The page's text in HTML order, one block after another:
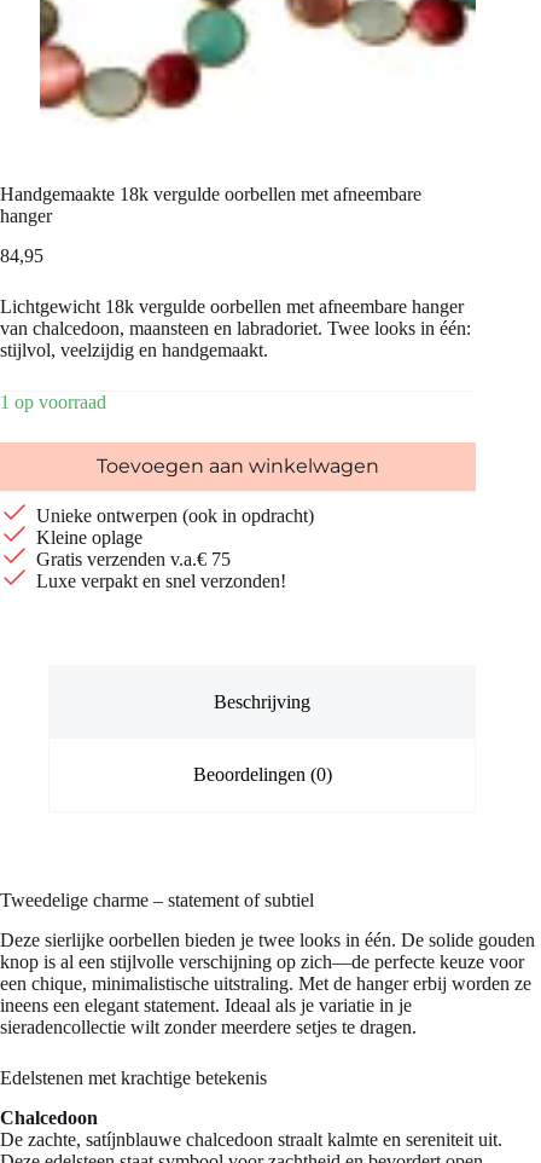
Handgemaakte 18k vergulde oorbellen met afneembare
hanger
84,95
Lichtgewicht 18k vergulde oorbellen met afneembare hanger
van chalcedoon, maansteen en labradoriet. Twee looks in één:
stijlvol, veelzijdig en handgemaakt.
1 op voorraad
Toevoegen aan winkelwagen
Unieke ontwerpen (ook in opdracht)
Kleine oplage
Gratis verzenden v.a.€ 75
Luxe verpakt en snel verzonden!
Beschrijving
Beoordelingen (0)
Tweedelige charme – statement of subtiel
Deze sierlijke oorbellen bieden je twee looks in één. De solide gouden
knop is al een stijlvolle verschijning op zich—de perfecte keuze voor
een chique, minimalistische uitstraling. Met de hanger erbij worden ze
ineens een elegant statement. Ideaal als je variatie in je
sieradencollectie wilt zonder meerdere setjes te dragen.
Edelstenen met krachtige betekenis
Chalcedoon
De zachte, satíjnblauwe chalcedoon straalt kalmte en sereniteit uit.